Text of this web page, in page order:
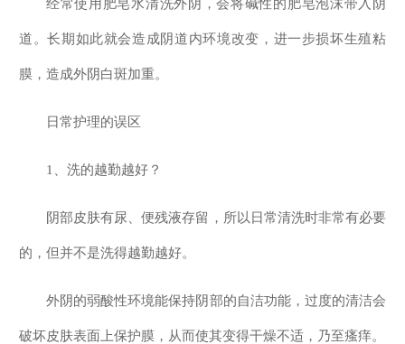
经常使用肥皂水清洗外阴，会将碱性的肥皂泡沫带入阴
道。长期如此就会造成阴道内环境改变，进一步损坏生殖粘
膜，造成外阴白斑加重。
日常护理的误区
1、洗的越勤越好？
阴部皮肤有尿、便残液存留，所以日常清洗时非常有必要
的，但并不是洗得越勤越好。
外阴的弱酸性环境能保持阴部的自洁功能，过度的清洁会
破坏皮肤表面上保护膜，从而使其变得干燥不适，乃至瘙痒。